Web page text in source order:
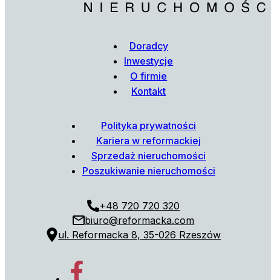
Doradcy
Inwestycje
O firmie
Kontakt
Polityka prywatności
Kariera w reformackiej
Sprzedaż nieruchomości
Poszukiwanie nieruchomości
+48 720 720 320
biuro@reformacka.com
ul. Reformacka 8, 35-026 Rzeszów